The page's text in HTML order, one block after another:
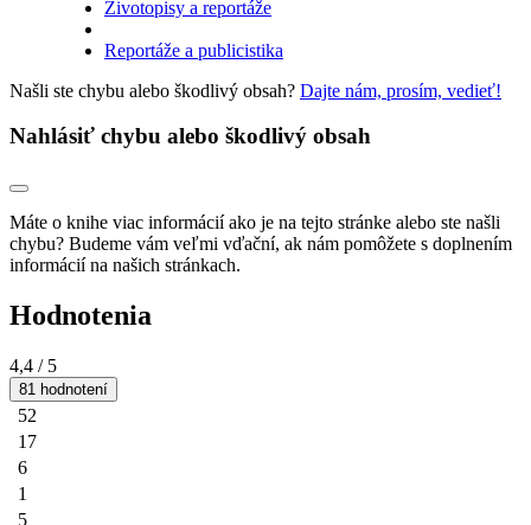
Životopisy a reportáže
Reportáže a publicistika
Našli ste chybu alebo škodlivý obsah? Dajte nám, prosím, vedieť!
Nahlásiť chybu alebo škodlivý obsah
Máte o knihe viac informácií ako je na tejto stránke alebo ste našli
chybu? Budeme vám veľmi vďační, ak nám pomôžete s doplnením
informácií na našich stránkach.
Hodnotenia
4,4 / 5
81 hodnotení
52
17
6
1
5